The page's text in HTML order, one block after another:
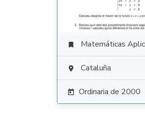
 Matemáticas Aplicadas a las
 Cataluña
 Ordinaria de 2000